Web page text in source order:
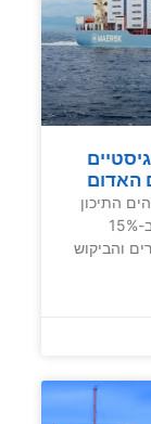
לוגיסטיים
האדום
התיכון
צנחו שניהם בכ-7% בשבוע שעבר והם נמוכים ב-15%
והביקוש